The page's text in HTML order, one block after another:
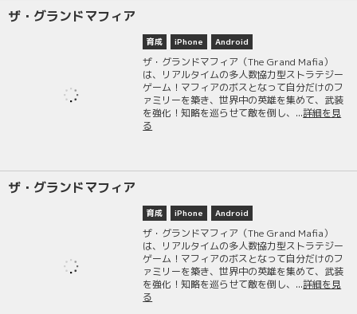
ザ・グランドマフィア
育成 iPhone Android
ザ・グランドマフィア（The Grand Mafia）
は、リアルタイムの多人数協力型ストラテジー
ゲーム！マフィアのボスとなって自分だけのフ
ァミリーを築き、世界中の英雄を集めて、武装
を強化！知略を巡らせて敵を倒し、...詳細を見
る
ザ・グランドマフィア
育成 iPhone Android
ザ・グランドマフィア（The Grand Mafia）
は、リアルタイムの多人数協力型ストラテジー
ゲーム！マフィアのボスとなって自分だけのフ
ァミリーを築き、世界中の英雄を集めて、武装
を強化！知略を巡らせて敵を倒し、...詳細を見
る